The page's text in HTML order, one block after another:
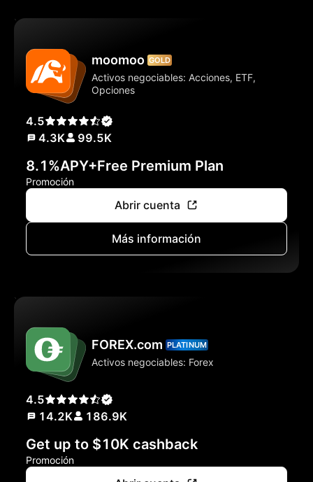
moomoo GOLD
Activos negociables: Acciones, ETF,
Opciones
4.5
4.3K
99.5K
8.1%APY+Free Premium Plan
Promoción
Abrir cuenta
Más información
FOREX.com PLATINUM
Activos negociables: Forex
4.5
14.2K
186.9K
Get up to $10K cashback
Promoción